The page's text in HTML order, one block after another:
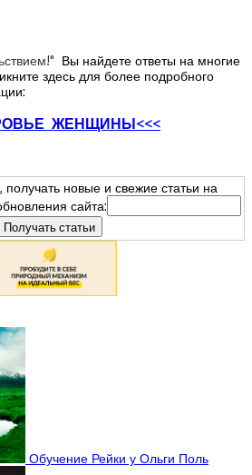
Вы найдете ответы на многие
здесь для более подробного
ЖЕНЩИНЫ<<<
получать новые и свежие статьи на
сайта:
Обучение Рейки у Ольги Поль